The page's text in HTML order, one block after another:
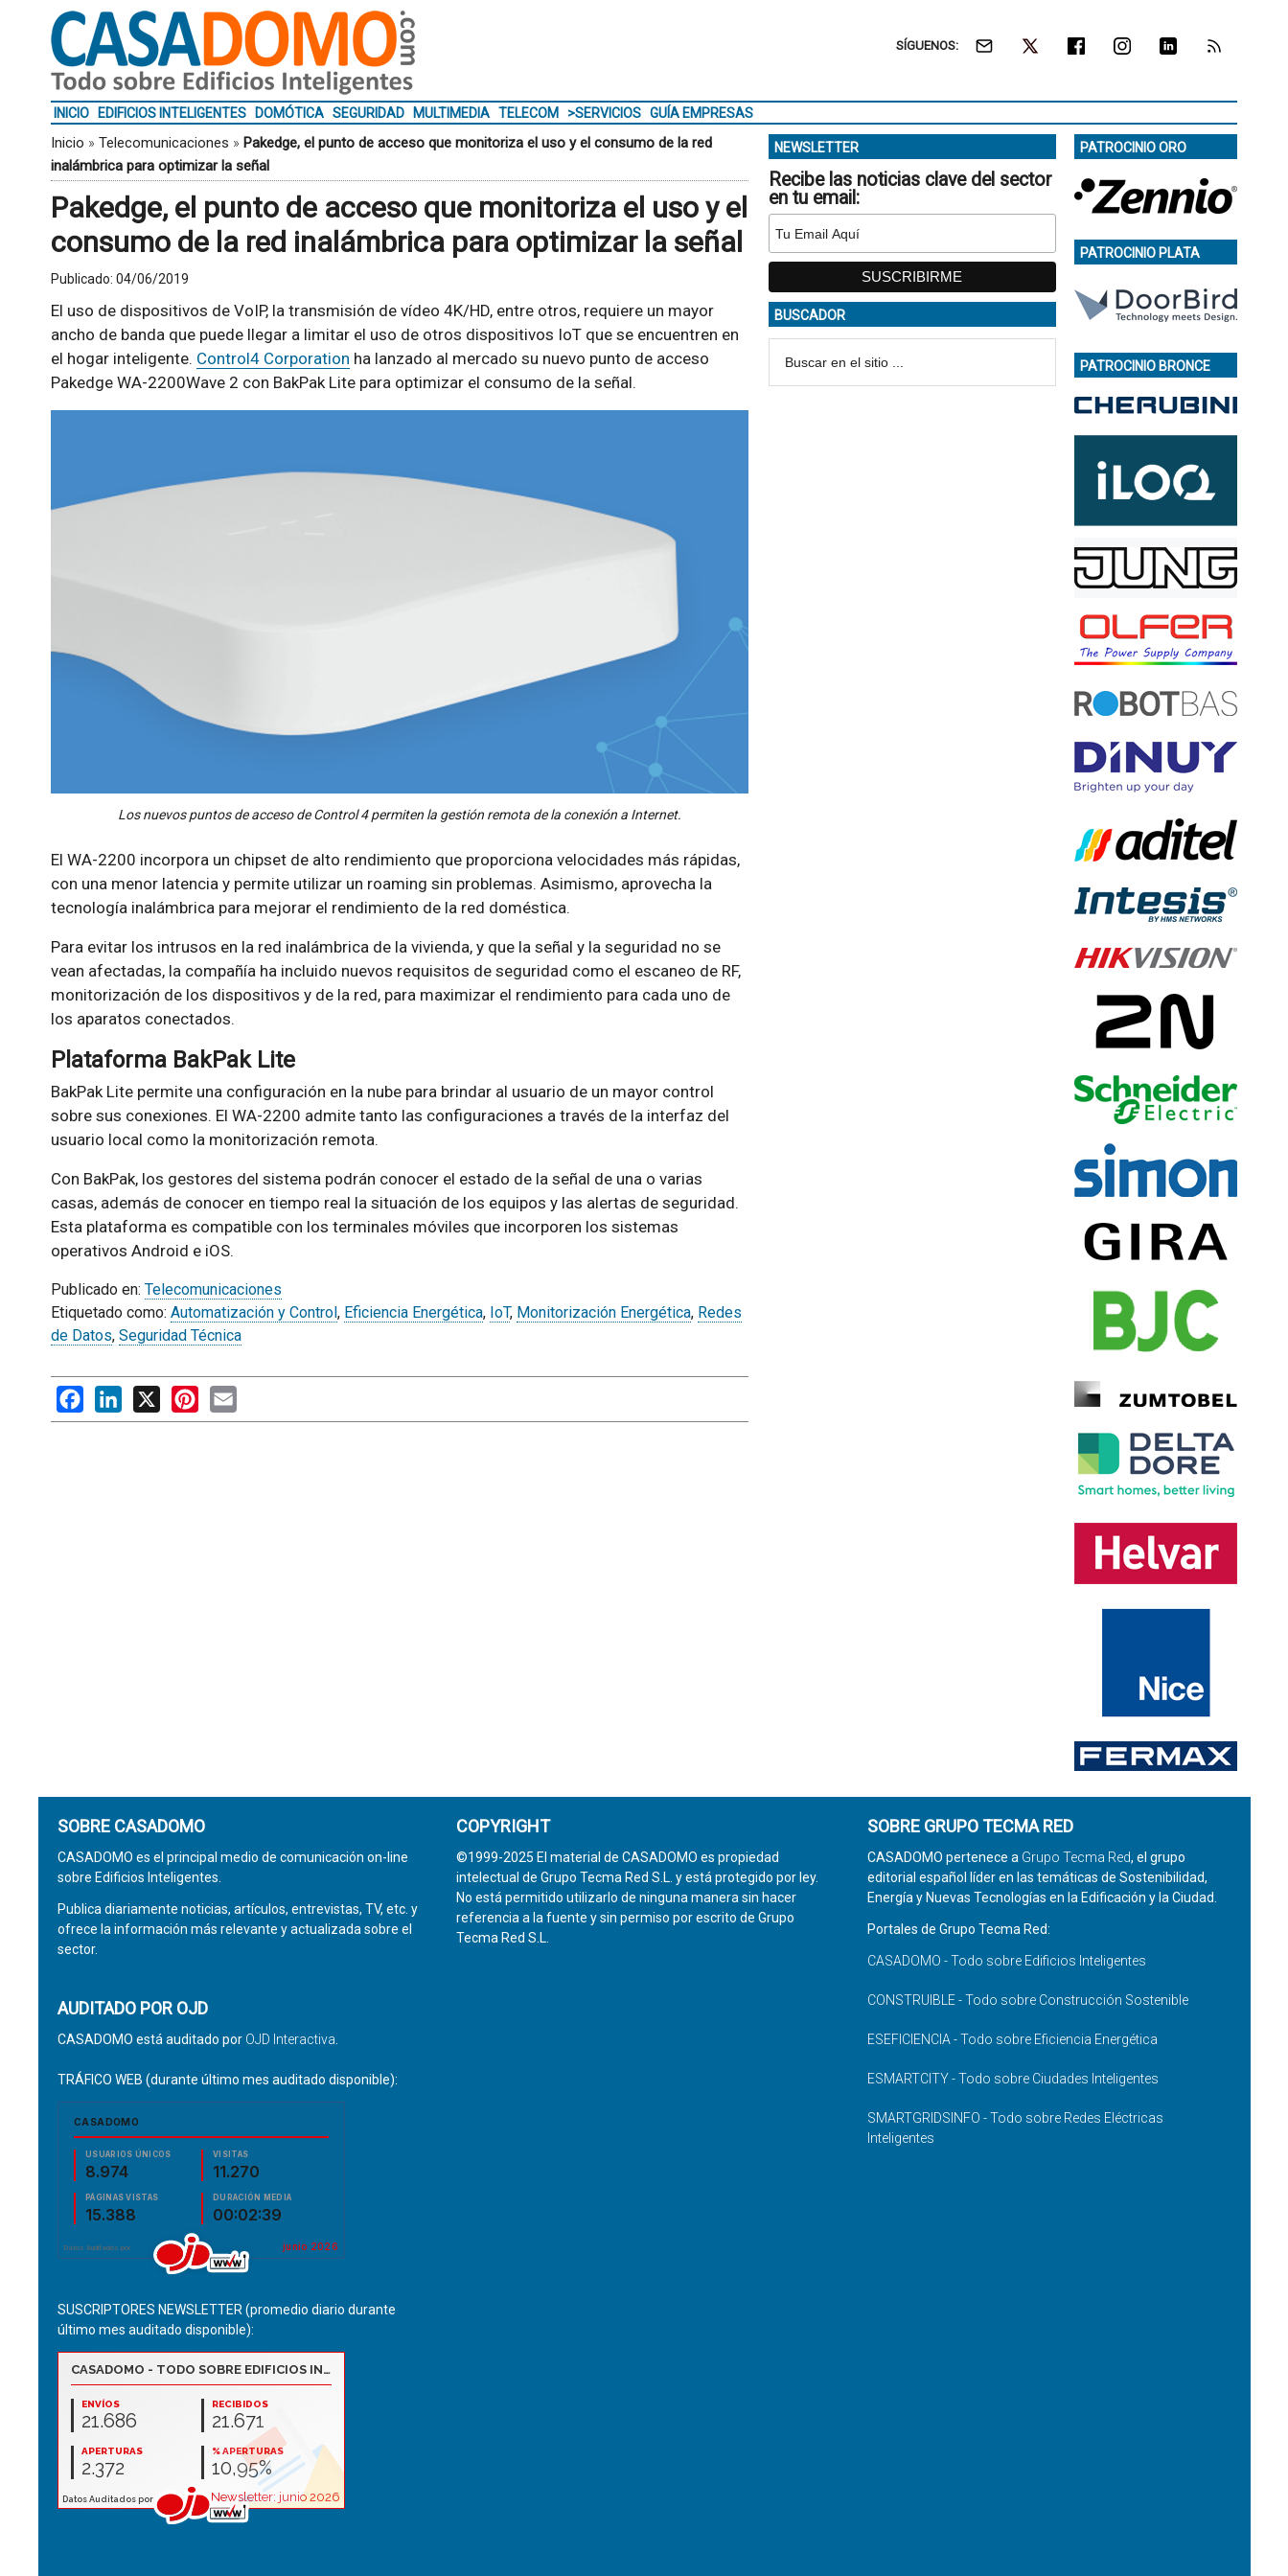
SÍGUENOS:
INICIO EDIFICIOS INTELIGENTES DOMÓTICA SEGURIDAD MULTIMEDIA TELECOM >SERVICIOS GUÍA EMPRESAS
Inicio » Telecomunicaciones » Pakedge, el punto de acceso que monitoriza el uso y el consumo de la red
inalámbrica para optimizar la señal
Pakedge, el punto de acceso que monitoriza el uso y el
consumo de la red inalámbrica para optimizar la señal
Publicado: 04/06/2019
El uso de dispositivos de VoIP, la transmisión de vídeo 4K/HD, entre otros, requiere un mayor
ancho de banda que puede llegar a limitar el uso de otros dispositivos IoT que se encuentren en
el hogar inteligente. Control4 Corporation ha lanzado al mercado su nuevo punto de acceso
Pakedge WA-2200Wave 2 con BakPak Lite para optimizar el consumo de la señal.
Los nuevos puntos de acceso de Control 4 permiten la gestión remota de la conexión a Internet.
El WA-2200 incorpora un chipset de alto rendimiento que proporciona velocidades más rápidas,
con una menor latencia y permite utilizar un roaming sin problemas. Asimismo, aprovecha la
tecnología inalámbrica para mejorar el rendimiento de la red doméstica.
Para evitar los intrusos en la red inalámbrica de la vivienda, y que la señal y la seguridad no se
vean afectadas, la compañía ha incluido nuevos requisitos de seguridad como el escaneo de RF,
monitorización de los dispositivos y de la red, para maximizar el rendimiento para cada uno de
los aparatos conectados.
Plataforma BakPak Lite
BakPak Lite permite una configuración en la nube para brindar al usuario de un mayor control
sobre sus conexiones. El WA-2200 admite tanto las configuraciones a través de la interfaz del
usuario local como la monitorización remota.
Con BakPak, los gestores del sistema podrán conocer el estado de la señal de una o varias
casas, además de conocer en tiempo real la situación de los equipos y las alertas de seguridad.
Esta plataforma es compatible con los terminales móviles que incorporen los sistemas
operativos Android e iOS.
Publicado en: Telecomunicaciones
Etiquetado como: Automatización y Control , Eficiencia Energética, IoT, Monitorización Energética, Redes
de Datos, Seguridad Técnica
FacebookLinkedIn Pinterest
NEWSLETTER
Recibe las noticias clave del sector
en tu email:
BUSCADOR
PATROCINIO ORO
PATROCINIO PLATA
PATROCINIO BRONCE
SOBRE CASADOMO
CASADOMO es el principal medio de comunicación on-line
sobre Edificios Inteligentes.
Publica diariamente noticias, artículos, entrevistas, TV, etc. y
ofrece la información más relevante y actualizada sobre el
sector.
AUDITADO POR OJD
CASADOMO está auditado por OJD Interactiva
TRÁFICO WEB (durante último mes auditado disponible):
SUSCRIPTORES NEWSLETTER (promedio diario durante
último mes auditado disponible):
COPYRIGHT
©1999-2025 El material de CASADOMO es propiedad
intelectual de Grupo Tecma Red S.L. y está protegido por ley.
No está permitido utilizarlo de ninguna manera sin hacer
referencia a la fuente y sin permiso por escrito de Grupo
Tecma Red S.L.
SOBRE GRUPO TECMA RED
CASADOMO pertenece a Grupo Tecma Red, el grupo
editorial español líder en las temáticas de Sostenibilidad,
Energía y Nuevas Tecnologías en la Edificación y la Ciudad.
Portales de Grupo Tecma Red:
CASADOMO - Todo sobre Edificios Inteligentes
CONSTRUIBLE - Todo sobre Construcción Sostenible
ESEFICIENCIA - Todo sobre Eficiencia Energética
ESMARTCITY - Todo sobre Ciudades Inteligentes
SMARTGRIDSINFO - Todo sobre Redes Eléctricas
Inteligentes